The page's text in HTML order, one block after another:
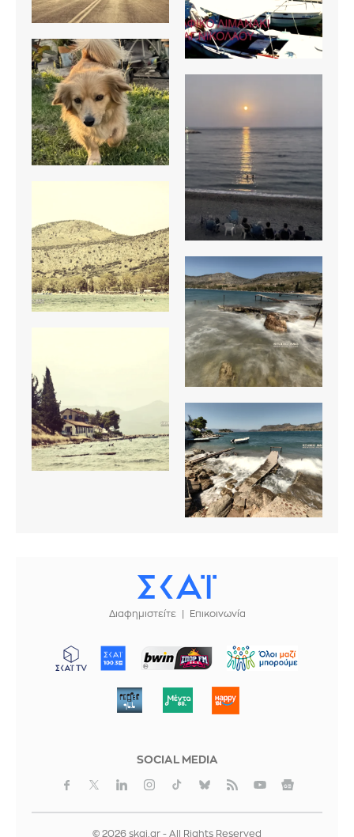
Διαφημιστείτε Επικοινωνία
ΜΠΟΡΟΥΜΕ
SOCIAL MEDIA
© 2026 skai.gr - All Rights Reserved